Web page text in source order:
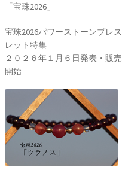
「宝珠2026」
宝珠2026パワーストーンブレス
レット特集
２０２６年１月６日発表・販売
開始